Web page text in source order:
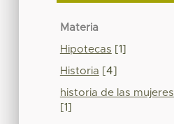
Materia
Hipotecas [1]
Historia [4]
historia de las mujeres
[1]